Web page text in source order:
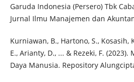
Garuda Indonesia (Persero) Tbk
Jurnal Ilmu Manajemen dan
Kurniawan, B., Hartono, S., Kosasih,
E., Arianty, D., ... & Rezeki, F.
Daya Manusia. Repository